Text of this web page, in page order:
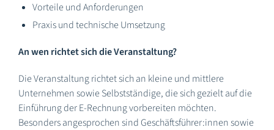
Vorteile und Anforderungen
Praxis und technische Umsetzung
An wen richtet sich die Veranstaltung?
Die Veranstaltung richtet sich an kleine und mittlere
Unternehmen sowie Selbstständige, die sich gezielt auf die
Einführung der E-Rechnung vorbereiten möchten.
Besonders angesprochen sind Geschäftsführer:innen sowie